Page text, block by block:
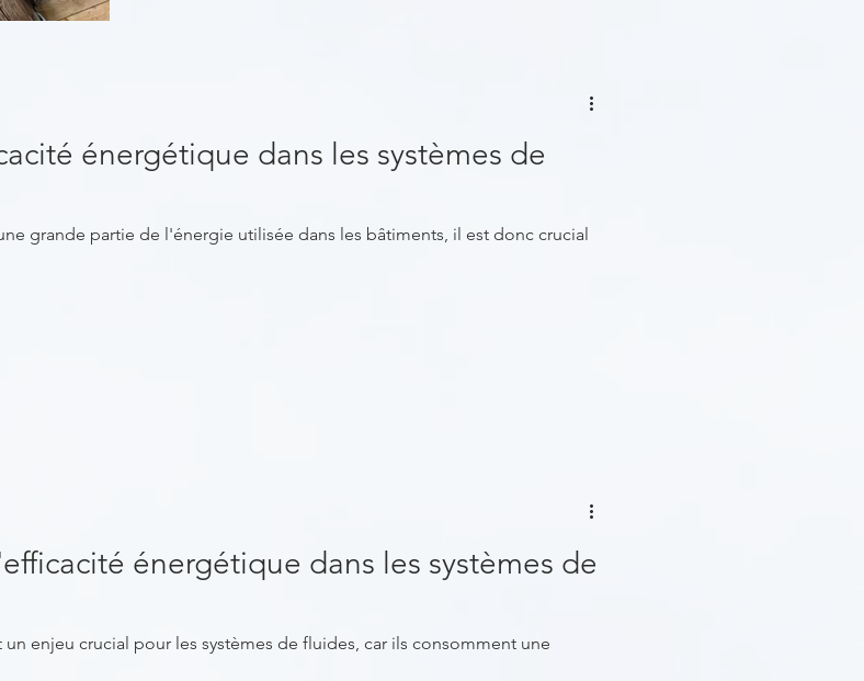
énergétique dans les systèmes de
grande partie de l'énergie utilisée dans les bâtiments, il est donc crucial
énergétique dans les systèmes de
enjeu crucial pour les systèmes de fluides, car ils consomment une